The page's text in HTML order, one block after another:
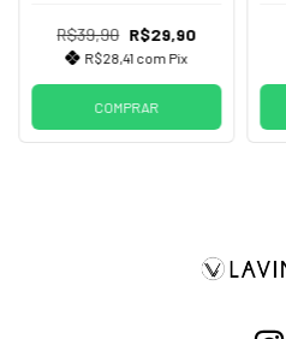
R$39,90 R$29,90
R$28,41 com Pix
COMPRAR